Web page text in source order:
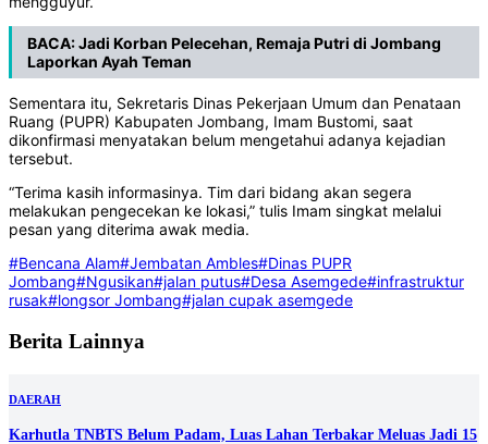
BACA:Jadi Korban Pelecehan, Remaja Putri di Jombang
Laporkan Ayah Teman
Sementara itu, Sekretaris Dinas Pekerjaan Umum dan Penataan
Ruang (PUPR) Kabupaten Jombang, Imam Bustomi, saat
dikonfirmasi menyatakan belum mengetahui adanya kejadian
tersebut.
“Terima kasih informasinya. Tim dari bidang akan segera
melakukan pengecekan ke lokasi,” tulis Imam singkat melalui
pesan yang diterima awak media.
#Bencana Alam#Jembatan Ambles#Dinas PUPR
Jombang#Ngusikan#jalan putus#Desa Asemgede#infrastruktur
rusak#longsor Jombang#jalan cupak asemgede
Berita Lainnya
DAERAH
Karhutla TNBTS Belum Padam, Luas Lahan Terbakar Meluas Jadi 15